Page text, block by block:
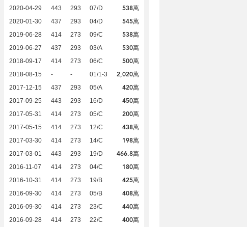
2020-04-29 443 293 07/D 538萬
2020-01-30 437 293 04/D 545萬
2019-06-28 414 273 09/C 538萬
2019-06-27 437 293 03/A 530萬
2018-09-17 414 273 06/C 500萬
2018-08-15 - - 01/1-3 2,020萬
2017-12-15 437 293 05/A 420萬
2017-09-25 443 293 16/D 450萬
2017-05-31 414 273 05/C 200萬
2017-05-15 414 273 12/C 438萬
2017-03-30 414 273 14/C 198萬
2017-03-01 443 293 19/D 466.8萬
2016-11-07 414 273 04/C 180萬
2016-10-31 414 273 19/B 425萬
2016-09-30 414 273 05/B 408萬
2016-09-30 414 273 23/C 440萬
2016-09-28 414 273 22/C 400萬